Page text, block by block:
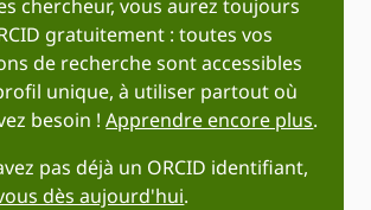
chercheur, vous aurez toujours
gratuitement : toutes vos
de recherche sont accessibles
unique, à utiliser partout où
besoin !Apprendre encore plus.
pas déjà un ORCID identifiant,
dès aujourd'hui.